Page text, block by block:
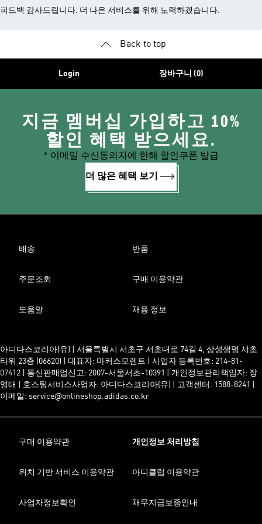
피드백 감사드립니다. 더 나은 서비스를 위해 노력하겠습니다.
Back to top
Login 장바구니 (0)
지금 멤버십 가입하고 10%
할인 혜택 받으세요.
* 이메일 수신동의자에 한해 할인쿠폰 발급
더 많은 혜택 보기
배송 반품
주문조회 구매 이용약관
도움말 채용 정보
아디다스코리아(유) | 서울특별시 서초구 서초대로 74길 4, 삼성생명 서초
타워 23층 (06620) | 대표자: 마커스모렌트 | 사업자 등록번호: 214-81-
07412 | 통신판매업신고: 2007-서울서초-10391 | 개인정보관리책임자: 장
영태 | 호스팅서비스사업자: 아디다스코리아(유) | 고객센터: 1588-8241 |
이메일: service@onlineshop.adidas.co.kr
구매 이용약관 개인정보 처리방침
위치 기반 서비스 이용약관 아디클럽 이용약관
사업자정보확인 채무지급보증안내